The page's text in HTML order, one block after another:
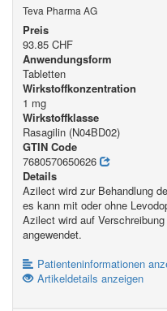
Teva Pharma AG
Preis
93.85 CHF
Anwendungsform
Tabletten
Wirkstoffkonzentration
1 mg
Wirkstoffklasse
Rasagilin (N04BD02)
GTIN Code
7680570650626
Details
Azilect wird zur Behandlung
es kann mit oder ohne
Azilect wird auf
angewendet.
Patienteninformationen
Artikeldetails anzeigen